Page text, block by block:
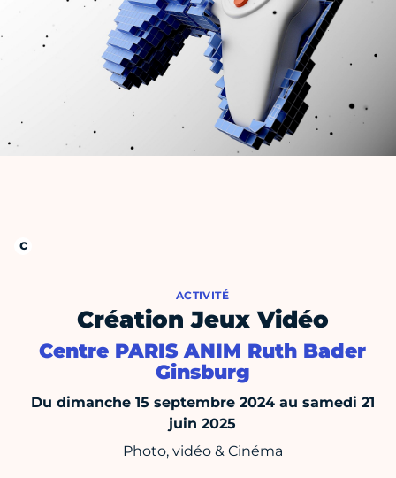
ACTIVITÉ
Création Jeux Vidéo
Centre PARIS ANIM Ruth Bader
Ginsburg
Du dimanche 15 septembre 2024 au samedi 21
juin 2025
Photo, vidéo & Cinéma